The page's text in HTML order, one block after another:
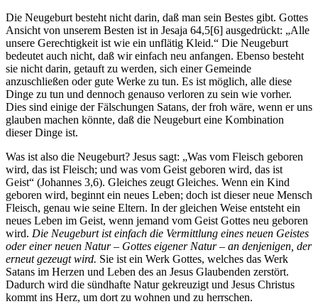
Die Neugeburt besteht nicht darin, daß man sein Bestes gibt. Gottes
Ansicht von unserem Besten ist in Jesaja 64,5[6] ausgedrückt: „Alle
unsere Gerechtigkeit ist wie ein unflätig Kleid.“ Die Neugeburt
bedeutet auch nicht, daß wir einfach neu anfangen. Ebenso besteht
sie nicht darin, getauft zu werden, sich einer Gemeinde
anzuschließen oder gute Werke zu tun. Es ist möglich, alle diese
Dinge zu tun und dennoch genauso verloren zu sein wie vorher.
Dies sind einige der Fälschungen Satans, der froh wäre, wenn er uns
glauben machen könnte, daß die Neugeburt eine Kombination
dieser Dinge ist.
Was ist also die Neugeburt? Jesus sagt: „Was vom Fleisch geboren
wird, das ist Fleisch; und was vom Geist geboren wird, das ist
Geist“ (Johannes 3,6). Gleiches zeugt Gleiches. Wenn ein Kind
geboren wird, beginnt ein neues Leben; doch ist dieser neue Mensch
Fleisch, genau wie seine Eltern. In der gleichen Weise entsteht ein
neues Leben im Geist, wenn jemand vom Geist Gottes neu geboren
wird. Die Neugeburt ist einfach die Vermittlung eines neuen Geistes
oder einer neuen Natur – Gottes eigener Natur – an denjenigen, der
erneut gezeugt wird. Sie ist ein Werk Gottes, welches das Werk
Satans im Herzen und Leben des an Jesus Glaubenden zerstört.
Dadurch wird die sündhafte Natur gekreuzigt und Jesus Christus
kommt ins Herz, um dort zu wohnen und zu herrschen.